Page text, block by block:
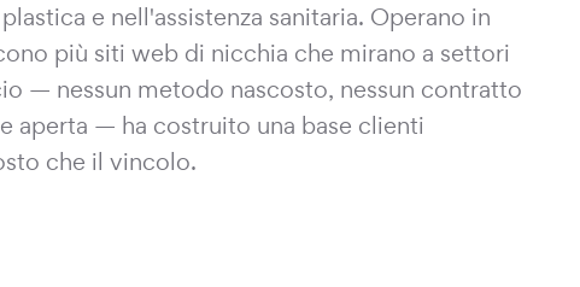
e nell'assistenza sanitaria. Operano in
più siti web di nicchia che mirano a settori
— nessun metodo nascosto, nessun contratto
aperta — ha costruito una base clienti
che il vincolo.